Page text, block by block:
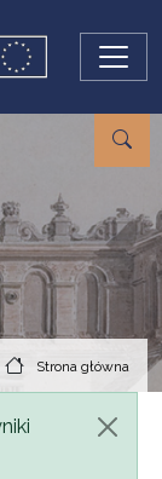
Strona główna